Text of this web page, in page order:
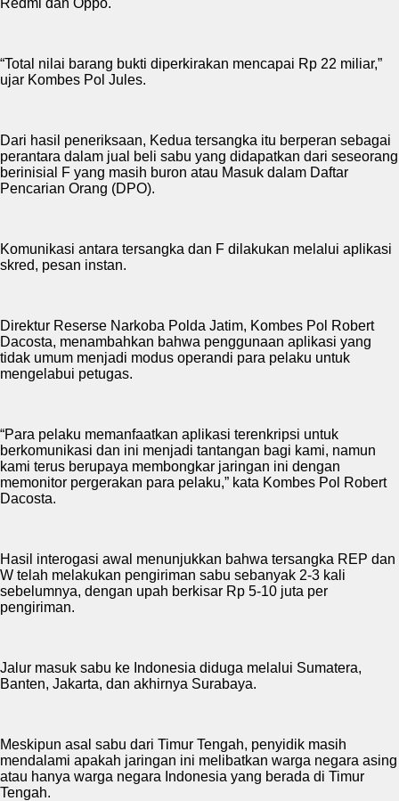
Redmi dan Oppo.
“Total nilai barang bukti diperkirakan mencapai Rp 22 miliar,”
ujar Kombes Pol Jules.
Dari hasil peneriksaan, Kedua tersangka itu berperan sebagai
perantara dalam jual beli sabu yang didapatkan dari seseorang
berinisial F yang masih buron atau Masuk dalam Daftar
Pencarian Orang (DPO).
Komunikasi antara tersangka dan F dilakukan melalui aplikasi
skred, pesan instan.
Direktur Reserse Narkoba Polda Jatim, Kombes Pol Robert
Dacosta, menambahkan bahwa penggunaan aplikasi yang
tidak umum menjadi modus operandi para pelaku untuk
mengelabui petugas.
“Para pelaku memanfaatkan aplikasi terenkripsi untuk
berkomunikasi dan ini menjadi tantangan bagi kami, namun
kami terus berupaya membongkar jaringan ini dengan
memonitor pergerakan para pelaku,” kata Kombes Pol Robert
Dacosta.
Hasil interogasi awal menunjukkan bahwa tersangka REP dan
W telah melakukan pengiriman sabu sebanyak 2-3 kali
sebelumnya, dengan upah berkisar Rp 5-10 juta per
pengiriman.
Jalur masuk sabu ke Indonesia diduga melalui Sumatera,
Banten, Jakarta, dan akhirnya Surabaya.
Meskipun asal sabu dari Timur Tengah, penyidik masih
mendalami apakah jaringan ini melibatkan warga negara asing
atau hanya warga negara Indonesia yang berada di Timur
Tengah.